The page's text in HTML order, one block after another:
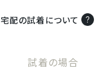
宅配の試着について
試着の場合